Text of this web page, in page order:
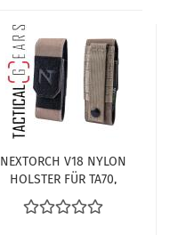
NEXTORCH V18 NYLON
HOLSTER FÜR TA70,
MT10, MT20, MT20RE,
MT20BE UND MT20BK -